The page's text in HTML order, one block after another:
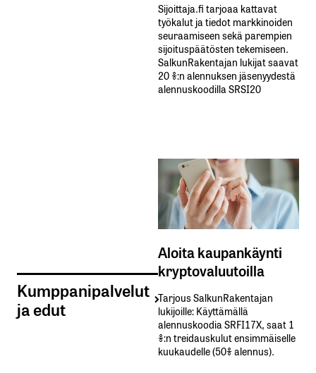
Kumppanipalvelut
ja edut
Sijoittaja.fi tarjoaa kattavat
työkalut ja tiedot markkinoiden
seuraamiseen sekä parempien
sijoituspäätösten tekemiseen.
SalkunRakentajan lukijat saavat
20 %:n alennuksen jäsenyydestä
alennuskoodilla SRSI20
Aloita kaupankäynti
kryptovaluutoilla
Tarjous SalkunRakentajan
lukijoille: Käyttämällä​ ​
alennuskoodia​ ​SRFI17X,​ ​saat​ ​1
%:n treidauskulut​ ​ensimmäiselle​ ​
kuukaudelle​ ​(50%​ ​alennus).